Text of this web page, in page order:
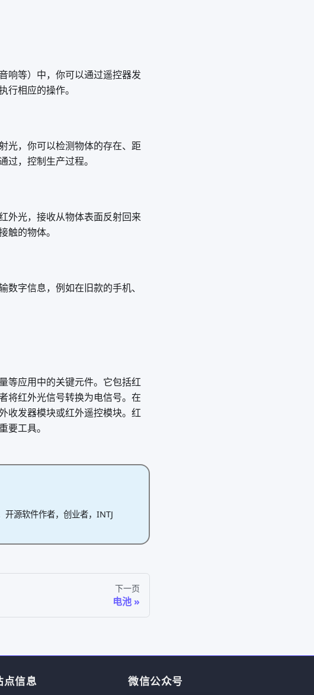
响等）中，你可以通过遥控器发
相应的操作。
光，你可以检测物体的存在、距
，控制生产过程。
外光，接收从物体表面反射回来
触的物体。
字信息，例如在旧款的手机、
等应用中的关键元件。它包括红
将红外光信号转换为电信号。在
收发器模块或红外遥控模块。红
要工具。
源软件作者，创业者，INTJ
下一页
电池
点信息 微信公众号